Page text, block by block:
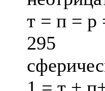
т = п = р
295